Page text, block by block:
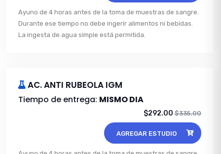
Ayuno de 4 horas antes de la toma de muestras de sangre.
Durante ese tiempo no debe ingerir alimentos ni bebidas.
La ingesta de agua simple está permitida.
AC. ANTI RUBEOLA IGM
Tiempo de entrega: MISMO DIA
$292.00 $335.00
AGREGAR ESTUDIO